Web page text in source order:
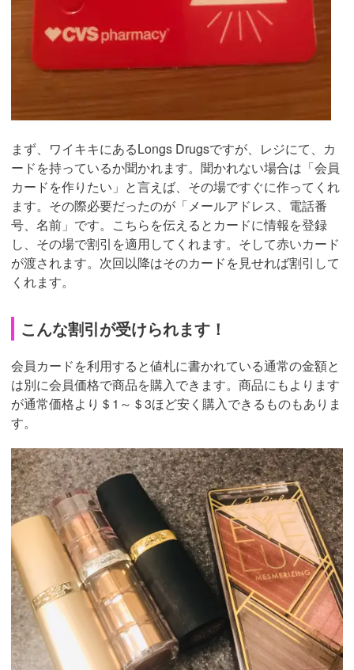
まず、ワイキキにあるLongs Drugsですが、レジにて、カ
ードを持っているか聞かれます。聞かれない場合は「会員
カードを作りたい」と言えば、その場ですぐに作ってくれ
ます。その際必要だったのが「メールアドレス、電話番
号、名前」です。こちらを伝えるとカードに情報を登録
し、その場で割引を適用してくれます。そして赤いカード
が渡されます。次回以降はそのカードを見せれば割引して
くれます。
こんな割引が受けられます！
会員カードを利用すると値札に書かれている通常の金額と
は別に会員価格で商品を購入できます。商品にもよります
が通常価格より＄1～＄3ほど安く購入できるものもありま
す。